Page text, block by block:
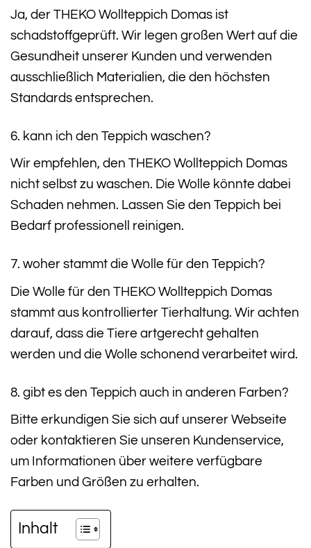
Ja, der THEKO Wollteppich Domas ist
schadstoffgeprüft. Wir legen großen Wert auf die
Gesundheit unserer Kunden und verwenden
ausschließlich Materialien, die den höchsten
Standards entsprechen.
6. kann ich den Teppich waschen?
Wir empfehlen, den THEKO Wollteppich Domas
nicht selbst zu waschen. Die Wolle könnte dabei
Schaden nehmen. Lassen Sie den Teppich bei
Bedarf professionell reinigen.
7. woher stammt die Wolle für den Teppich?
Die Wolle für den THEKO Wollteppich Domas
stammt aus kontrollierter Tierhaltung. Wir achten
darauf, dass die Tiere artgerecht gehalten
werden und die Wolle schonend verarbeitet wird.
8. gibt es den Teppich auch in anderen Farben?
Bitte erkundigen Sie sich auf unserer Webseite
oder kontaktieren Sie unseren Kundenservice,
um Informationen über weitere verfügbare
Farben und Größen zu erhalten.
Inhalt